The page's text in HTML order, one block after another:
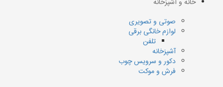
خانه و آشپزخانه
صوتی و تصویری
لوازم خانگی برقی
تلفن
آشپزخانه
دکور و سرویس چوب
فرش و موکت